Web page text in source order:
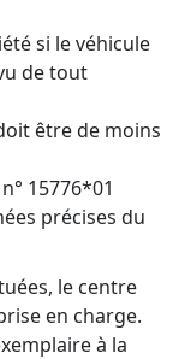
si le véhicule
de tout
être de moins
15776*01
précises du
le centre
en charge.
à la